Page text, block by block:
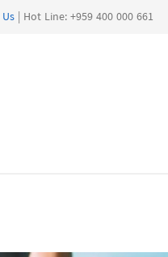
| Hot Line: +959 400 000 661